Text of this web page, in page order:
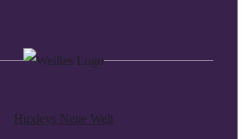
Huxleys Neue Welt